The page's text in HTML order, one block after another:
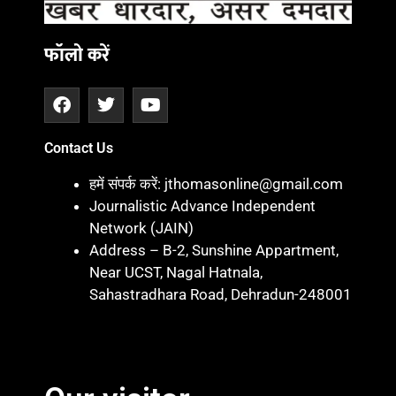
फॉलो करें
Contact Us
हमें संपर्क करें: jthomasonline@gmail.com
Journalistic Advance Independent
Network (JAIN)
Address – B-2, Sunshine Appartment,
Near UCST, Nagal Hatnala,
Sahastradhara Road, Dehradun-248001